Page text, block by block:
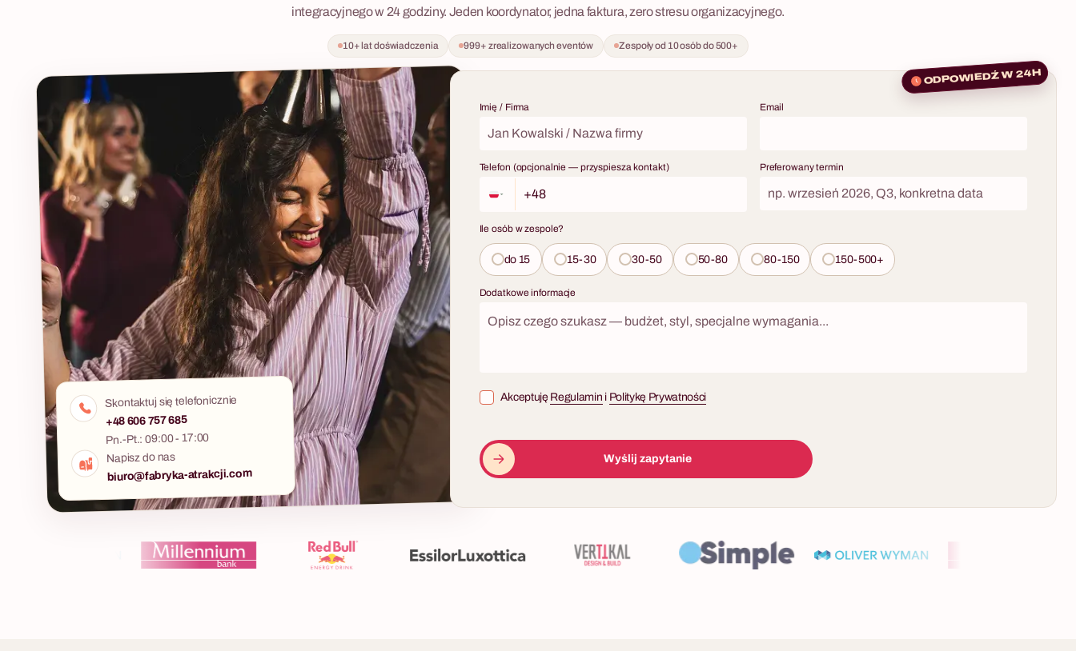
integracyjnego w 24 godziny. Jeden koordynator, jedna faktura, zero stresu organizacyjnego.
10+ lat doświadczenia 999+ zrealizowanych eventów Zespoły od 10 osób do 500+
Skontaktuj się telefonicznie
+48 606 757 685
Pn.-Pt.: 09:00 - 17:00
Napisz do nas
biuro@fabryka-atrakcji.com
Imię / Firma Email
Telefon (opcjonalnie — przyspiesza kontakt) Preferowany termin
Ile osób w zespole?
do 15 15-30 30-50 50-80 80-150 150-500+
Dodatkowe informacje
Akceptuję Regulamin i Politykę Prywatności
Wyślij zapytanie
ODPOWIEDŹ W 24H